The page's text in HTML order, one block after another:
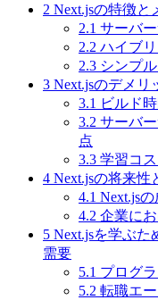
2 Next.jsの特徴と
2.1 サーバ
2.2 ハイブ
2.3 シンプ
3 Next.jsのデメリ
3.1 ビルド
3.2 サーバ
点
3.3 学習コ
4 Next.jsの将来性
4.1 Next.js
4.2 企業に
5 Next.jsを学ぶた
需要
5.1 プログ
5.2 転職エ